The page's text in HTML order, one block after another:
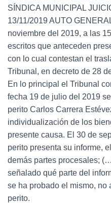
SÍNDICA MUNICIPAL
13/11/2019 AUTO
noviembre del 2019, a las
escritos que anteceden
con lo cual contestan el
Tribunal, en decreto de 28
En lo principal el Tribunal
fecha 19 de julio del 2019
perito Carlos Carrera
individualización de los
presente causa. El 30 de
perito presenta su informe,
demás partes procesales;
señalado qué parte del
se ha probado el mismo, no
perito.